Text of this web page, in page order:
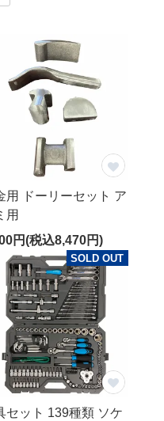
用 ドーリーセット ア
用
円(税込8,470円)
SOLD OUT
セット 139種類 ソケ
ベルト
ルト
なし
水
円